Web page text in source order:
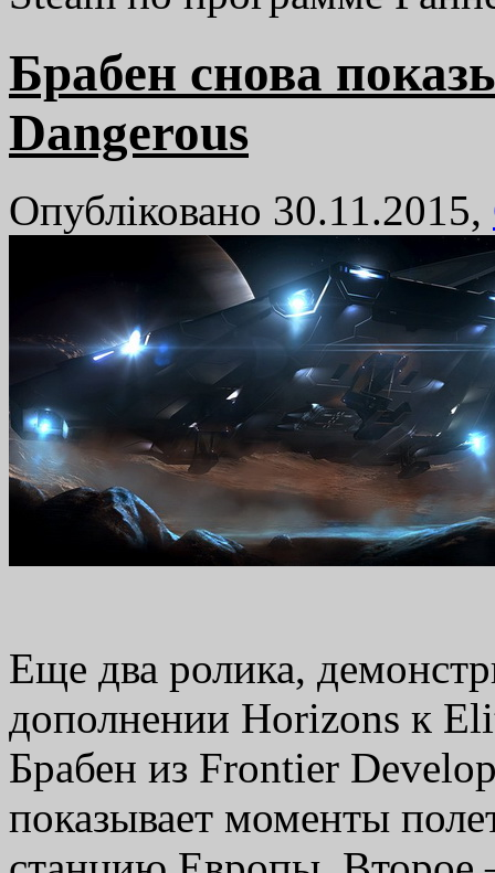
Брабен снова
Dangerous
Опубліковано 30.11.2015,
Еще два ролика,
дополнении Horizons к
Брабен из Frontier
показывает моменты